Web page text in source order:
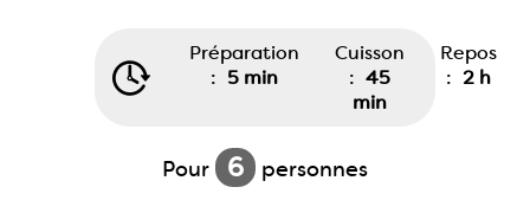
Préparation
: 5 min
Cuisson
: 45
min
Repos
: 2 h
Pour 6 personnes